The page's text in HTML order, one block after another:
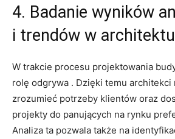
4. Badanie wyników
i trendów w
W trakcie procesu projektowania
rolę odgrywa . Dzięki temu architekci
zrozumieć potrzeby klientów oraz
projekty do panujących​ na rynku‍
‌Analiza ta pozwala ⁣także​ na